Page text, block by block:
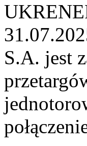
S.A. jest